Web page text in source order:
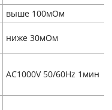
выше 100мОм
ниже 30мОм
AC1000V 50/60Hz 1мин